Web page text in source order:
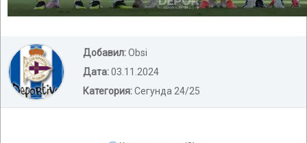
Добавил:Obsi
Дата:03.11.2024
Категория:Сегунда 24/25